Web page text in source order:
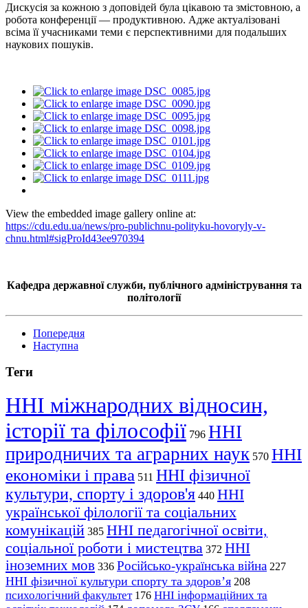
Дискусія за кожною з доповідей була цікавою та змістовною, а
робота конференції — продуктивною. Адже актуалізовані
всіма її учасниками теми є перспективними для подальших
наукових пошуків.
View the embedded image gallery online at:
https://cdu.edu.ua/news/pro-publichnu-polityku-hovoryly-v-
chnu.html#sigProId43ee970394
Кафедра державної служби, публічного адміністрування та
політології
Попередня
Наступна
Теги
ННІ міжнародних відносин,
історії та філософії 796 ННІ
природничих та аграрних наук 570 ННІ
економіки і права 511 ННІ фізичної
культури, спорту і здоров'я 440 ННІ
української філології та соціальних
комунікацій 385 ННІ педагогічної освіти,
соціальної роботи і мистецтва 372 ННІ
іноземних мов 336 Російсько-українська війна 227
ННІ фізичної культури спорту та здоров’я 208
психологічний факультет 176 ННІ інформаційних та